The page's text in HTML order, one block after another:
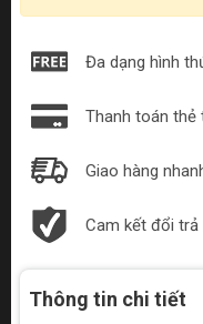
Đa dạng hình
Thanh toán thẻ
Giao hàng
Cam kết đổi trả
Thông tin chi tiết